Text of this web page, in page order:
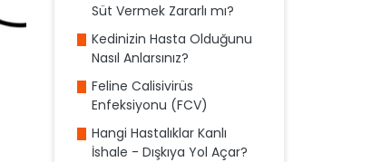
Süt Vermek Zararlı mı?
Kedinizin Hasta Olduğunu
Nasıl Anlarsınız?
Feline Calisivirüs
Enfeksiyonu (FCV)
Hangi Hastalıklar Kanlı
İshale - Dışkıya Yol Açar?